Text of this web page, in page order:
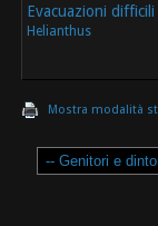
Evacuazioni difficili
Helianthus
Mostra modalità